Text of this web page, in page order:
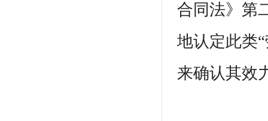
合同法》第
地认定此类
来确认其效